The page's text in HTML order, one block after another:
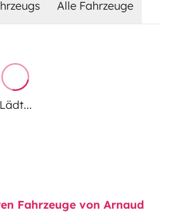
Alle Fahrzeuge
Lädt...
Fahrzeuge von Arnaud